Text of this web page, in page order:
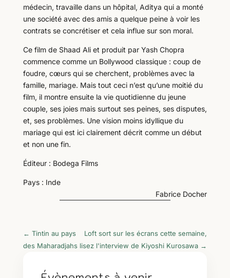
médecin, travaille dans un hôpital, Aditya qui a monté
une société avec des amis a quelque peine à voir les
contrats se concrétiser et cela influe sur son moral.
Ce film de Shaad Ali et produit par Yash Chopra
commence comme un Bollywood classique : coup de
foudre, cœurs qui se cherchent, problèmes avec la
famille, mariage. Mais tout ceci n’est qu’une moitié du
film, il montre ensuite la vie quotidienne du jeune
couple, ses joies mais surtout ses peines, ses disputes,
et, ses problèmes. Une vision moins idyllique du
mariage qui est ici clairement décrit comme un début
et non une fin.
Éditeur : Bodega Films
Pays : Inde
Fabrice Docher
← Tintin au pays
des Maharadjahs
Loft sort sur les écrans cette semaine,
lisez l'interview de Kiyoshi Kurosawa →